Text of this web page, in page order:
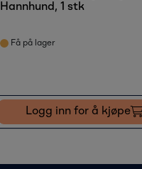
Hannhund, 1 stk
Få på lager
Logg inn for å kjøpe